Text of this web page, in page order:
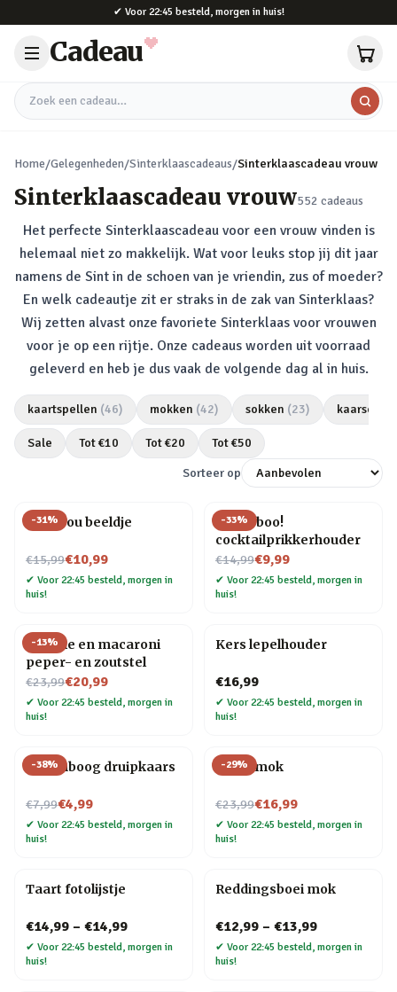
✔ Voor 22:45 besteld, morgen in huis!
Cadeau
Zoek een cadeau
Home/Gelegenheden/Sinterklaascadeaus/Sinterklaascadeau vrouw
Sinterklaascadeau vrouw552 cadeaus
Het perfecte Sinterklaascadeau voor een vrouw vinden is
helemaal niet zo makkelijk. Wat voor leuks stop jij dit jaar
namens de Sint in de schoen van je vriendin, zus of moeder?
En welk cadeautje zit er straks in de zak van Sinterklaas?
Wij zetten alvast onze favoriete Sinterklaas voor vrouwen
voor je op een rijtje. Onze cadeaus worden uit voorraad
geleverd en heb je dus vaak de volgende dag al in huis.
kaartspellen (46) mokken (42) sokken (23) kaarsen
Sale Tot €10 Tot €20 Tot €50
Sorteer op
-31%
Love you beeldje
€15,99
Nu voor€10,99
✔ Voor 22:45 besteld, morgen in
huis!
-33%
Pick a boo!
cocktailprikkerhouder
€14,99
Nu voor€9,99
✔ Voor 22:45 besteld, morgen in
huis!
-13%
Farfalle en macaroni
peper- en zoutstel
€23,99
Nu voor€20,99
✔ Voor 22:45 besteld, morgen in
huis!
Kers lepelhouder
€16,99
✔ Voor 22:45 besteld, morgen in
huis!
-38%
Regenboog druipkaars
€7,99
Nu voor€4,99
✔ Voor 22:45 besteld, morgen in
huis!
-29%
Taart mok
€23,99
Nu voor€16,99
✔ Voor 22:45 besteld, morgen in
huis!
Taart fotolijstje
€14,99 – €14,99
✔ Voor 22:45 besteld, morgen in
huis!
Reddingsboei mok
€12,99 – €13,99
✔ Voor 22:45 besteld, morgen in
huis!